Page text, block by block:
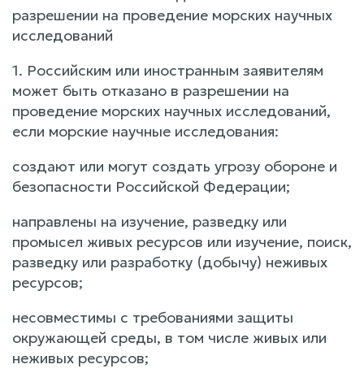
разрешении на проведение морских научных
исследований
1. Российским или иностранным заявителям
может быть отказано в разрешении на
проведение морских научных исследований,
если морские научные исследования:
создают или могут создать угрозу обороне и
безопасности Российской Федерации;
направлены на изучение, разведку или
промысел живых ресурсов или изучение, поиск,
разведку или разработку (добычу) неживых
ресурсов;
несовместимы с требованиями защиты
окружающей среды, в том числе живых или
неживых ресурсов;